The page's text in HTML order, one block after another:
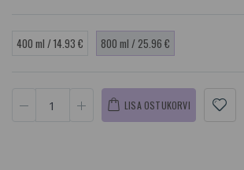
400 ml / 14.93 € 800 ml / 25.96 €
LISA OSTUKORVI